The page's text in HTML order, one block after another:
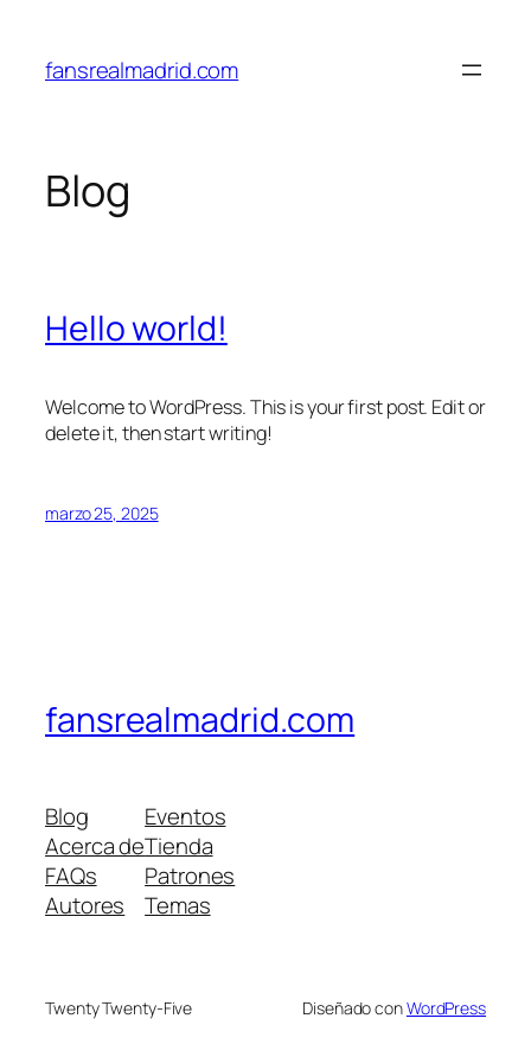
contenido
fansrealmadrid.com
Blog
Hello world!
Welcome to WordPress. This is your first post. Edit or
delete it, then start writing!
marzo 25, 2025
fansrealmadrid.com
Blog
Acerca de
FAQs
Autores
Eventos
Tienda
Patrones
Temas
Twenty Twenty-Five Diseñado conWordPress